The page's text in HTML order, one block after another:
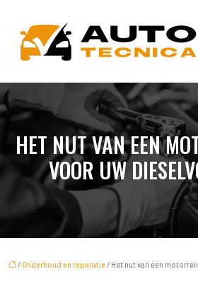
HET NUT VAN EEN
VOOR UW
/ Onderhoud en reparatie/ Het nut van een